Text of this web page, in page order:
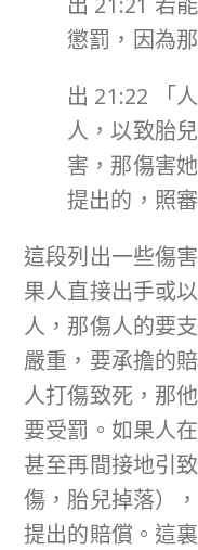
懲罰，因為
出 21:22 「
人，以致胎
害，那傷害
提出的，照
這段列出一些傷
果人直接出手或
人，那傷人的要
嚴重，要承擔的
人打傷致死，那
要受罰。如果人
甚至再間接地引
傷，胎兒掉落）
提出的賠償。這